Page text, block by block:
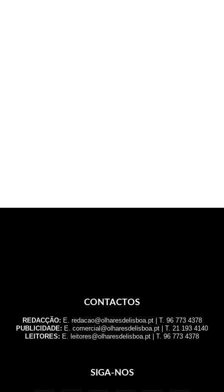
CONTACTOS
REDACÇÃO: E. redacao@olharesdelisboa.pt | T. 96 773 4378
PUBLICIDADE: E. comercial@olharesdelisboa.pt | T. 21 193 4140
LEITORES: E. leitores@olharesdelisboa.pt | T. 96 773 4378
SIGA-NOS